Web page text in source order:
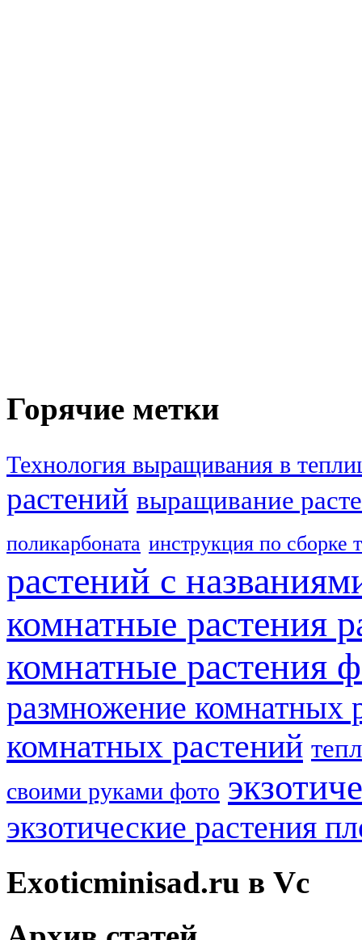
Горячие метки
Технология выращивания в
растений выращивание
поликарбоната инструкция по сборке
растений с
комнатные растения
комнатные растения
размножение комнатных
комнатных растений
своими руками фото
экзотические растения
Exoticminisad.ru в Vc